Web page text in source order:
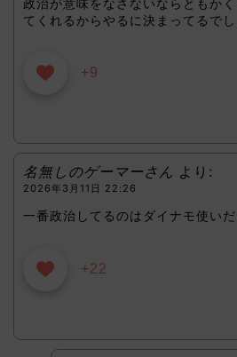
てくれるからやるに決まってるでし
+9
名無しのゲーマーさん より:
2026年3月11日 22:26
一番政治してるのはダイナモ使い
+22